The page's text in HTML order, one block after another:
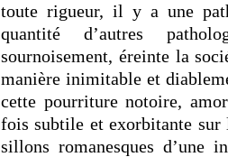
toute rigueur, il y a une
quantité d’autres
sournoisement, éreinte la
manière inimitable et
cette pourriture notoire,
fois subtile et exorbitante
sillons romanesques d’une